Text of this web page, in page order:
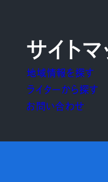
サイトマ
地域情報を探す
ライターから探す
お問い合わせ